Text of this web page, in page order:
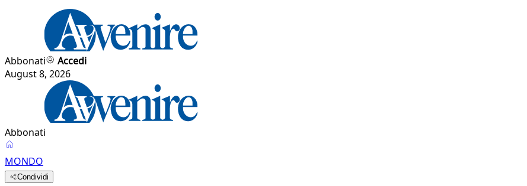
Abbonati
Accedi
August 8, 2026
Abbonati
MONDO
Condividi